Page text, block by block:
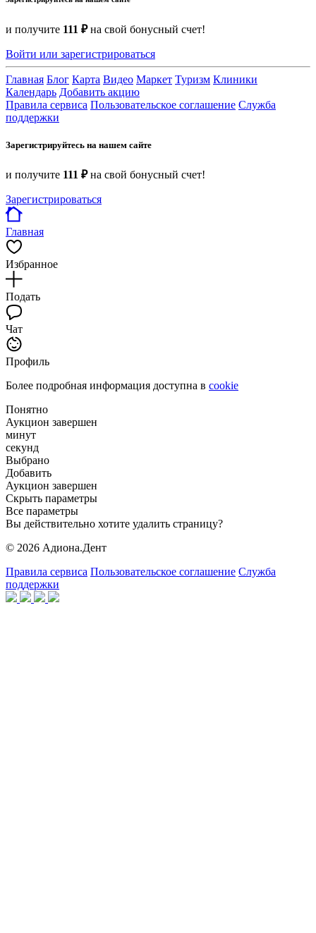
и получите 111 ₽на свой бонусный счет!
Войти или зарегистрироваться
Главная Блог Карта Видео Маркет Туризм Клиники
Календарь Добавить акцию
Правила сервиса Пользовательское соглашение Служба
поддержки
Зарегистрируйтесь на нашем сайте
и получите 111 ₽на свой бонусный счет!
Зарегистрироваться
Главная
Избранное
Подать
Чат
Профиль
Более подробная информация доступна в cookie
Понятно
Аукцион завершен
минут
секунд
Выбрано
Добавить
Аукцион завершен
Скрыть параметры
Все параметры
Вы действительно хотите удалить страницу?
© 2026 Адиона.Дент
Правила сервиса Пользовательское соглашение Служба
поддержки